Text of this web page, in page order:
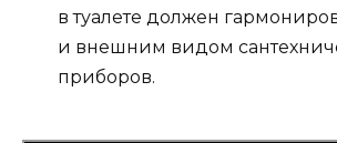
в туалете должен
и внешним видом
приборов.